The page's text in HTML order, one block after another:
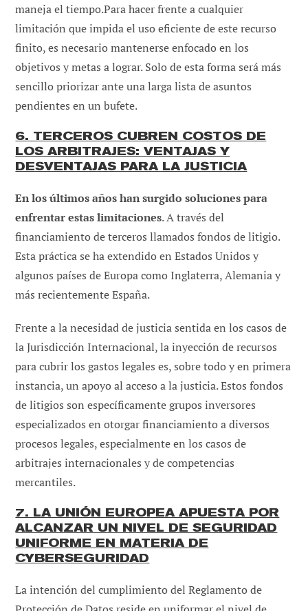
maneja el tiempo.Para hacer frente a cualquier
limitación que impida el uso eficiente de este recurso
finito, es necesario mantenerse enfocado en los
objetivos y metas a lograr. Solo de esta forma será más
sencillo priorizar ante una larga lista de asuntos
pendientes en un bufete.
6. TERCEROS CUBREN COSTOS DE
LOS ARBITRAJES: VENTAJAS Y
DESVENTAJAS PARA LA JUSTICIA
En los últimos años han surgido soluciones para
enfrentar estas limitaciones. A través del
financiamiento de terceros llamados fondos de litigio.
Esta práctica se ha extendido en Estados Unidos y
algunos países de Europa como Inglaterra, Alemania y
más recientemente España.
Frente a la necesidad de justicia sentida en los casos de
la Jurisdicción Internacional, la inyección de recursos
para cubrir los gastos legales es, sobre todo y en primera
instancia, un apoyo al acceso a la justicia. Estos fondos
de litigios son específicamente grupos inversores
especializados en otorgar financiamiento a diversos
procesos legales, especialmente en los casos de
arbitrajes internacionales y de competencias
mercantiles.
7. LA UNIÓN EUROPEA APUESTA POR
ALCANZAR UN NIVEL DE SEGURIDAD
UNIFORME EN MATERIA DE
CYBERSEGURIDAD
La intención del cumplimiento del Reglamento de